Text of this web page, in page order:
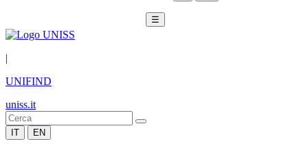
☰
|
UNIFIND
uniss.it
IT EN